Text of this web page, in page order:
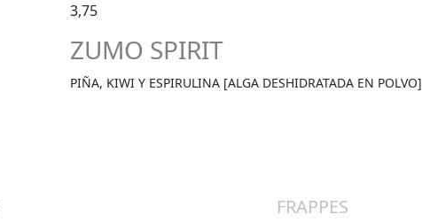
3,75
ZUMO SPIRIT
PIÑA, KIWI Y ESPIRULINA [ALGA DESHIDRATADA EN POLVO]
FRAPPES